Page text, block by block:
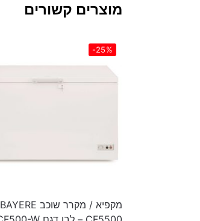
מוצרים קשורים
-25%
מקפיא / מקרר שוכב BAYERE